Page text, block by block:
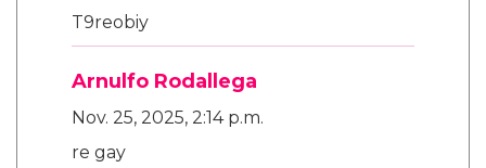
T9reobiy
Arnulfo Rodallega
Nov. 25, 2025, 2:14 p.m.
re gay